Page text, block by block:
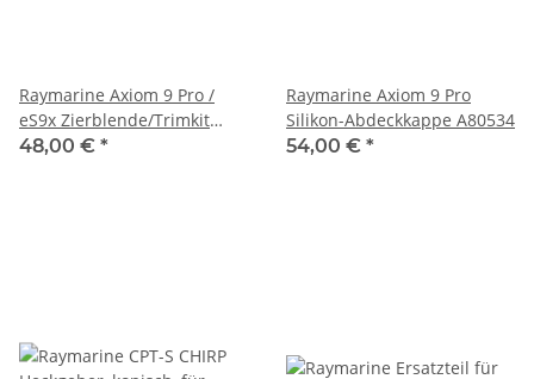
Raymarine Axiom 9 Pro /
eS9x Zierblende/Trimkit
(seitlich) R70383
48,00 € *
Raymarine Axiom 9 Pro
Silikon-Abdeckkappe A80534
54,00 € *